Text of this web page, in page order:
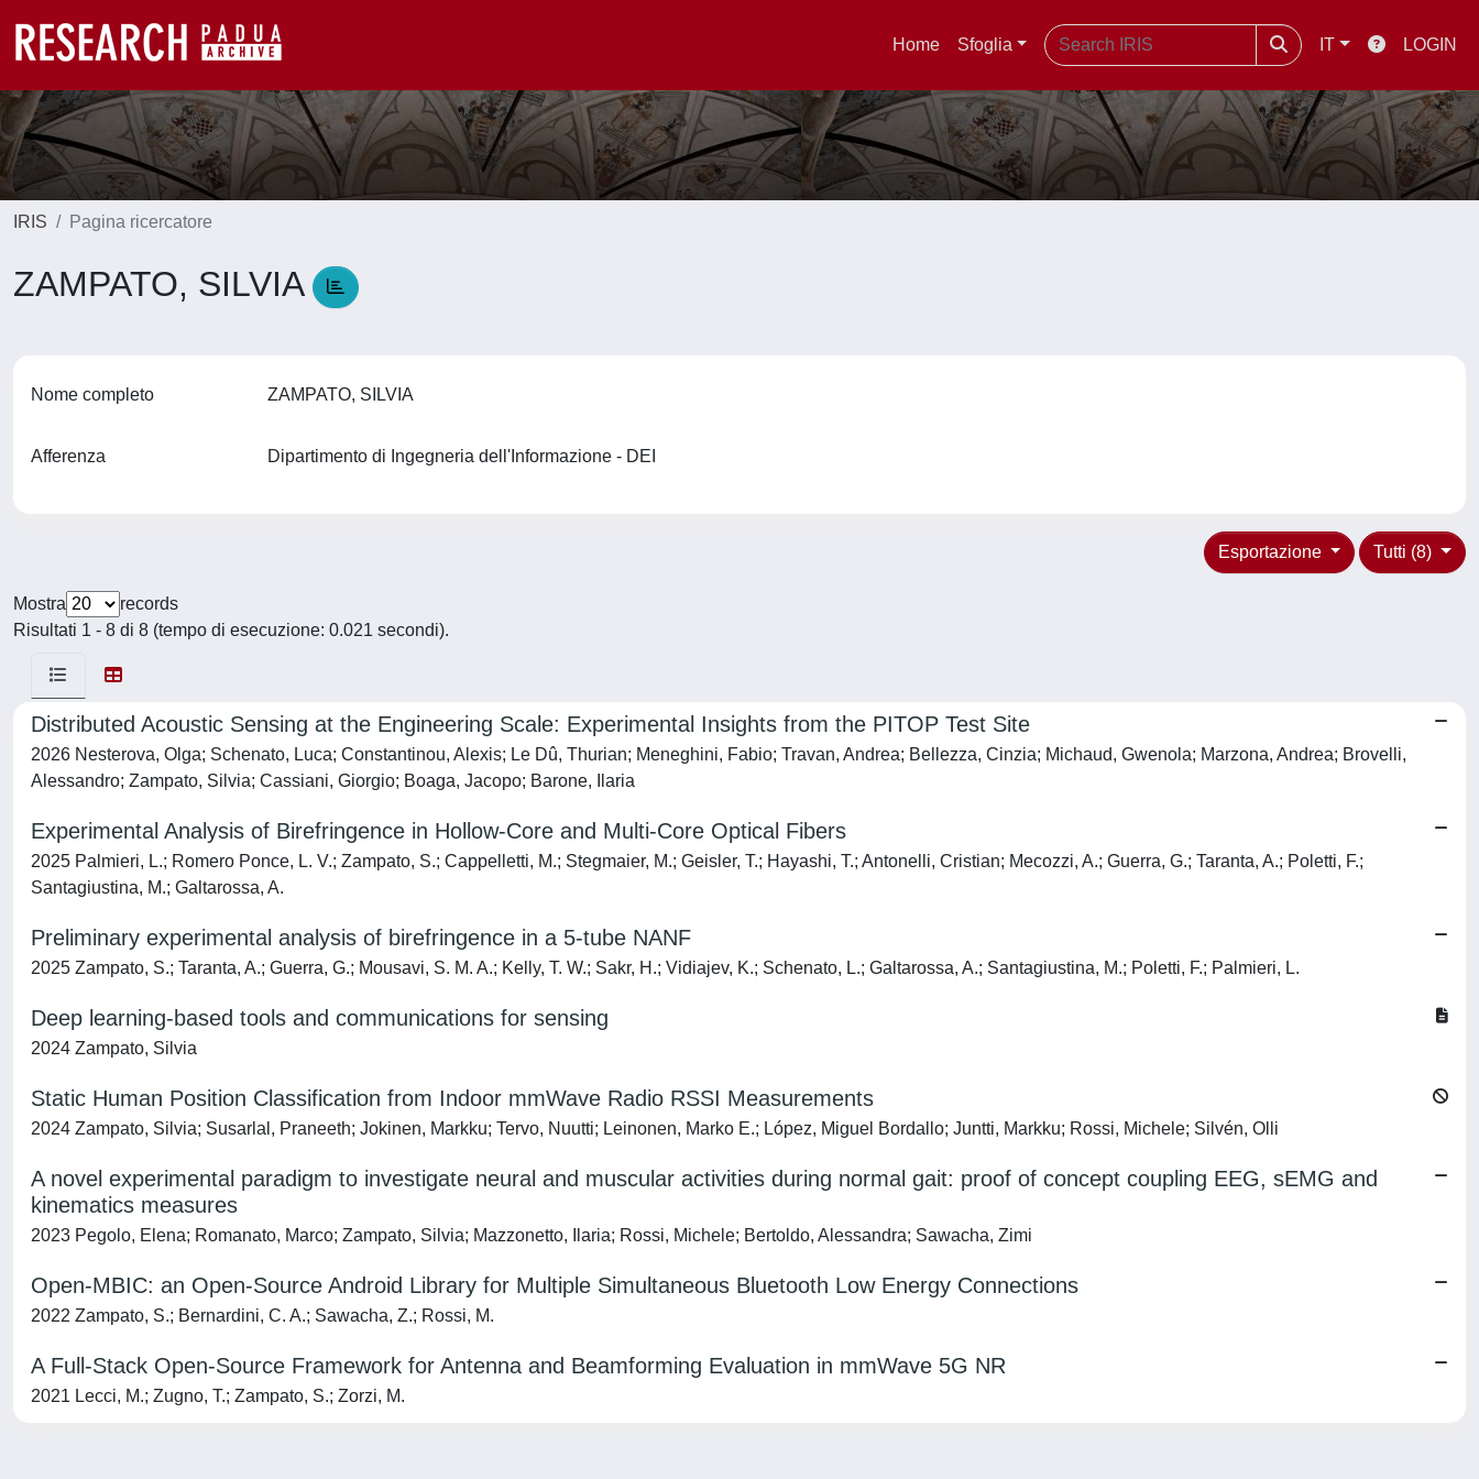
Home Sfoglia IT LOGIN
IRIS Pagina ricercatore
ZAMPATO, SILVIA
Nome completo ZAMPATO, SILVIA
Afferenza Dipartimento di Ingegneria dell'Informazione - DEI
Tutti (8)
Esportazione
Mostra
records
Risultati 1 - 8 di 8 (tempo di esecuzione: 0.021 secondi).
Distributed Acoustic Sensing at the Engineering Scale: Experimental Insights from the PITOP Test Site
2026 Nesterova, Olga; Schenato, Luca; Constantinou, Alexis; Le Dû, Thurian; Meneghini, Fabio; Travan, Andrea; Bellezza, Cinzia; Michaud, Gwenola; Marzona, Andrea; Brovelli,
Alessandro; Zampato, Silvia; Cassiani, Giorgio; Boaga, Jacopo; Barone, Ilaria
Experimental Analysis of Birefringence in Hollow-Core and Multi-Core Optical Fibers
2025 Palmieri, L.; Romero Ponce, L. V.; Zampato, S.; Cappelletti, M.; Stegmaier, M.; Geisler, T.; Hayashi, T.; Antonelli, Cristian; Mecozzi, A.; Guerra, G.; Taranta, A.; Poletti, F.;
Santagiustina, M.; Galtarossa, A.
Preliminary experimental analysis of birefringence in a 5-tube NANF
2025 Zampato, S.; Taranta, A.; Guerra, G.; Mousavi, S. M. A.; Kelly, T. W.; Sakr, H.; Vidiajev, K.; Schenato, L.; Galtarossa, A.; Santagiustina, M.; Poletti, F.; Palmieri, L.
Deep learning-based tools and communications for sensing
2024 Zampato, Silvia
Static Human Position Classification from Indoor mmWave Radio RSSI Measurements
2024 Zampato, Silvia; Susarlal, Praneeth; Jokinen, Markku; Tervo, Nuutti; Leinonen, Marko E.; López, Miguel Bordallo; Juntti, Markku; Rossi, Michele; Silvén, Olli
A novel experimental paradigm to investigate neural and muscular activities during normal gait: proof of concept coupling EEG, sEMG and
kinematics measures
2023 Pegolo, Elena; Romanato, Marco; Zampato, Silvia; Mazzonetto, Ilaria; Rossi, Michele; Bertoldo, Alessandra; Sawacha, Zimi
Open-MBIC: an Open-Source Android Library for Multiple Simultaneous Bluetooth Low Energy Connections
2022 Zampato, S.; Bernardini, C. A.; Sawacha, Z.; Rossi, M.
A Full-Stack Open-Source Framework for Antenna and Beamforming Evaluation in mmWave 5G NR
2021 Lecci, M.; Zugno, T.; Zampato, S.; Zorzi, M.